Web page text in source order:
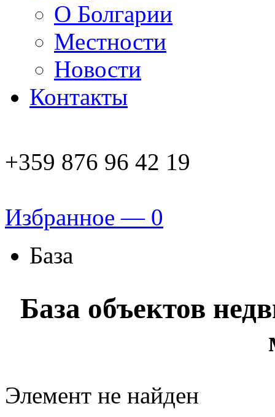
О Болгарии
Местности
Новости
Контакты
+359 876 96 42 19
Избранное — 0
База
База объектов
Элемент не найден